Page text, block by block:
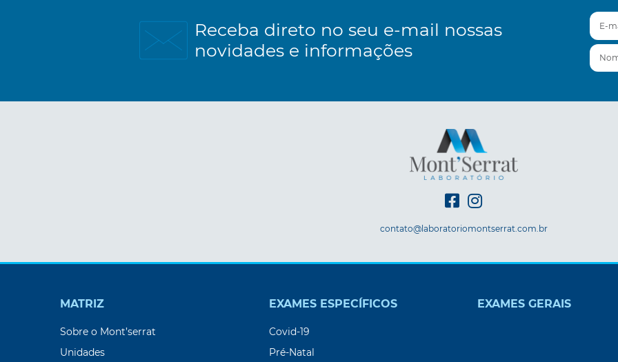
Receba direto no seu e-mail nossas
novidades e informações
E-mail
Nome
contato@laboratoriomontserrat.com.br
MATRIZ
Sobre o Mont’serrat
Unidades
EXAMES ESPECÍFICOS
Covid-19
Pré-Natal
EXAMES GERAIS